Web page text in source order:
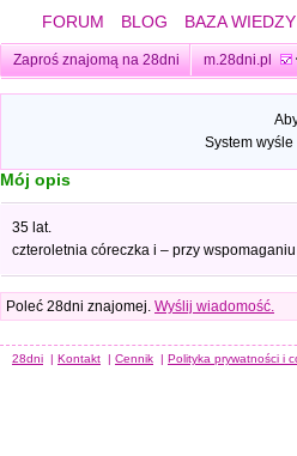
FORUM BLOG BAZA WIEDZY
Zaproś znajomą na 28dni m.28dni.pl
System
Mój opis
35 lat.
czteroletnia córeczka i – przy
Poleć 28dni znajomej. Wyślij wiadomość.
28dni | Kontakt | Cennik | Polityka prywatności i